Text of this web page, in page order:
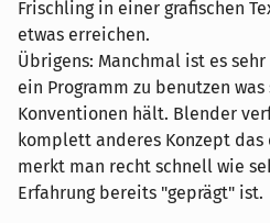
Frischling in einer grafischen
etwas erreichen.
Übrigens: Manchmal ist es
ein Programm zu benutzen
Konventionen hält. Blender
komplett anderes Konzept
merkt man recht schnell wie
Erfahrung bereits "geprägt" ist.